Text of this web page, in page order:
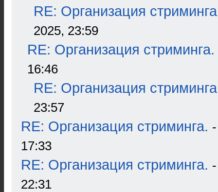
RE: Организация
2025, 23:59
RE: Организация стриминга.
16:46
RE: Организация
23:57
RE: Организация стриминга.
17:33
RE: Организация стриминга.
22:31